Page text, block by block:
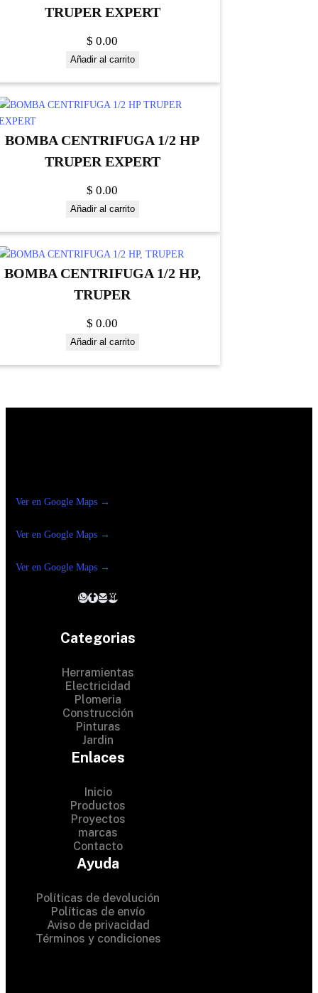
TRUPER EXPERT
$ 0.00
Añadir al carrito
BOMBA CENTRIFUGA 1/2 HP
TRUPER EXPERT
$ 0.00
Añadir al carrito
BOMBA CENTRIFUGA 1/2 HP,
TRUPER
$ 0.00
Añadir al carrito
Ver en Google Maps →
Ver en Google Maps →
Ver en Google Maps →
Categorias
Herramientas
Electricidad
Plomeria
Construcción
Pinturas
Jardin
Enlaces
Inicio
Productos
Proyectos
marcas
Contacto
Ayuda
Políticas de devolución
Políticas de envío
Aviso de privacidad
Términos y condiciones